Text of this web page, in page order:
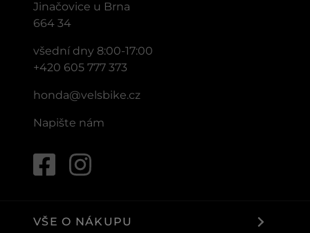
Jinačovice u Brna
664 34
všední dny 8:00-17:00
+420 605 777 373
honda@velsbike.cz
Napište nám
VŠE O NÁKUPU